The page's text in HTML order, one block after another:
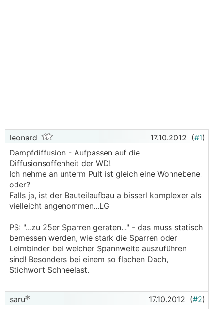
leonard 17.10.2012 (#1)
Dampfdiffusion - Aufpassen auf die
Diffusionsoffenheit der WD!
Ich nehme an unterm Pult ist gleich eine Wohnebene,
oder?
Falls ja, ist der Bauteilaufbau a bisserl komplexer als
vielleicht angenommen...LG
PS: "...zu 25er Sparren geraten..." - das muss statisch
bemessen werden, wie stark die Sparren oder
Leimbinder bei welcher Spannweite auszuführen
sind! Besonders bei einem so flachen Dach,
Stichwort Schneelast.
saru 17.10.2012 (#2)